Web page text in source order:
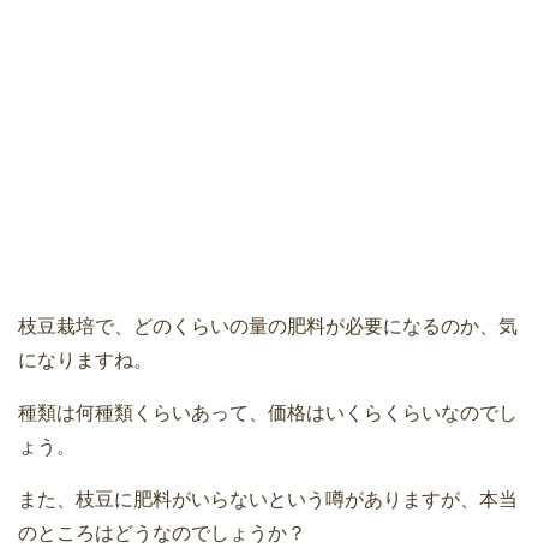
枝豆栽培で、どのくらいの量の肥料が必要になるのか、気
になりますね。
種類は何種類くらいあって、価格はいくらくらいなのでし
ょう。
また、枝豆に肥料がいらないという噂がありますが、本当
のところはどうなのでしょうか？